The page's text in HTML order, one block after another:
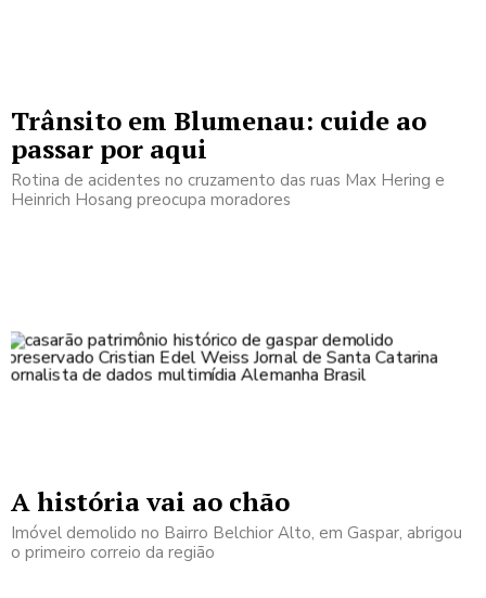
Trânsito em Blumenau: cuide ao
passar por aqui
Rotina de acidentes no cruzamento das ruas Max Hering e
Heinrich Hosang preocupa moradores
A história vai ao chão
Imóvel demolido no Bairro Belchior Alto, em Gaspar, abrigou
o primeiro correio da região